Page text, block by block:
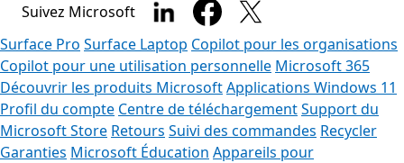
Suivez Microsoft
Surface Pro Surface Laptop Copilot pour les organisations
Copilot pour une utilisation personnelle Microsoft 365
Découvrir les produits MicrosoftApplications Windows 11
Profil du compte Centre de téléchargementSupport du
Microsoft Store Retours Suivi des commandes Recycler
Garanties Microsoft Éducation Appareils pour